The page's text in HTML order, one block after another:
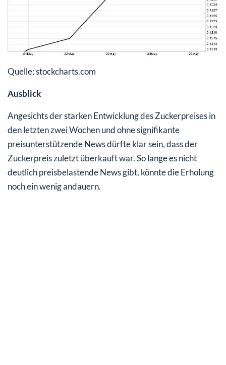
Quelle: stockcharts.com
Ausblick
Angesichts der starken Entwicklung des Zuckerpreises in
den letzten zwei Wochen und ohne signifikante
preisunterstützende News dürfte klar sein, dass der
Zuckerpreis zuletzt überkauft war. So lange es nicht
deutlich preisbelastende News gibt, könnte die Erholung
noch ein wenig andauern.